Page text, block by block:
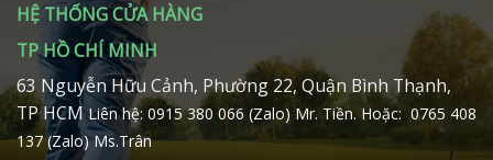
HỆ THỐNG CỬA HÀNG
TP HỒ CHÍ MINH
63 Nguyễn Hữu Cảnh, Phường 22, Quận Bình Thạnh,
TP HCMLiên hệ: 0915 380 066 (Zalo) Mr. Tiền.Hoặc: 0765 408
137 (Zalo) Ms.Trân